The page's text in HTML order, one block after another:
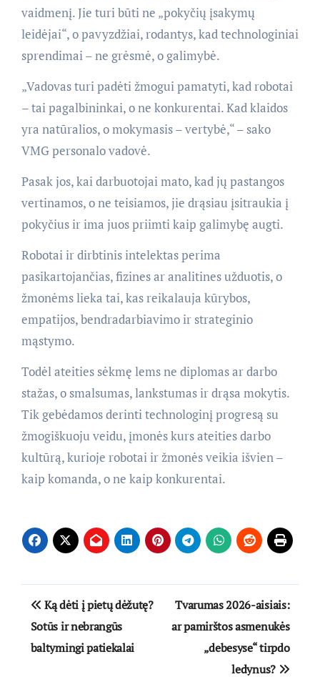
vaidmenį. Jie turi būti ne „pokyčių įsakymų
leidėjai“, o pavyzdžiai, rodantys, kad technologiniai
sprendimai – ne grėsmė, o galimybė.
„Vadovas turi padėti žmogui pamatyti, kad robotai
– tai pagalbininkai, o ne konkurentai. Kad klaidos
yra natūralios, o mokymasis – vertybė,“ – sako
VMG personalo vadovė.
Pasak jos, kai darbuotojai mato, kad jų pastangos
vertinamos, o ne teisiamos, jie drąsiau įsitraukia į
pokyčius ir ima juos priimti kaip galimybę augti.
Robotai ir dirbtinis intelektas perima
pasikartojančias, fizines ar analitines užduotis, o
žmonėms lieka tai, kas reikalauja kūrybos,
empatijos, bendradarbiavimo ir strateginio
mąstymo.
Todėl ateities sėkmę lems ne diplomas ar darbo
stažas, o smalsumas, lankstumas ir drąsa mokytis.
Tik gebėdamos derinti technologinį progresą su
žmogiškuoju veidu, įmonės kurs ateities darbo
kultūrą, kurioje robotai ir žmonės veikia išvien –
kaip komanda, o ne kaip konkurentai.
Navigacija
tarp
įrašų
Ką dėti į pietų dėžutę?
Sotūs ir nebrangūs
baltymingi patiekalai
Tvarumas 2026-aisiais:
ar pamirštos asmenukės
„debesyse“ tirpdo
ledynus?